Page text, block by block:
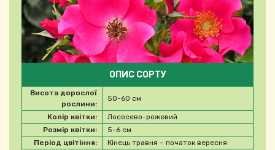
ОПИС СОРТУ
Висота дорослої
рослини:
50-60 см
Колір квітки:
Лососево-рожевий
Розмір квітки:
5-6 см
Період цвітіння:
Кінець травня – початок вересня